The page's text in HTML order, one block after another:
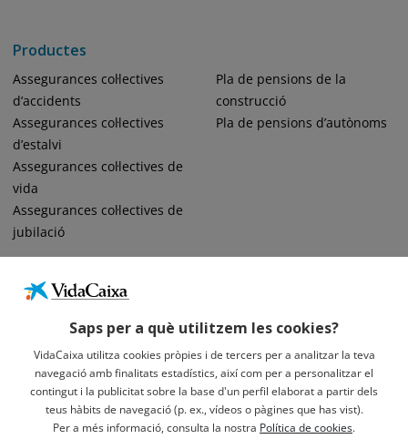
Saps per a què utilitzem les cookies?
VidaCaixa utilitza cookies pròpies i de tercers per a analitzar la teva
navegació amb finalitats estadístics, així com per a personalitzar el
contingut i la publicitat sobre la base d'un perfil elaborat a partir dels
teus hàbits de navegació (p. ex., vídeos o pàgines que has vist).
Per a més informació, consulta la nostra Política de cookies.
Productes
Assegurances col·lectives
d’accidents
Assegurances col·lectives
d’estalvi
Assegurances col·lectives de
vida
Assegurances col·lectives de
jubilació
Pla de pensions de la
construcció
Pla de pensions d’autònoms
Informació Legal Sobre VidaCaixa, S.A.
Avís Legal
Privacidad